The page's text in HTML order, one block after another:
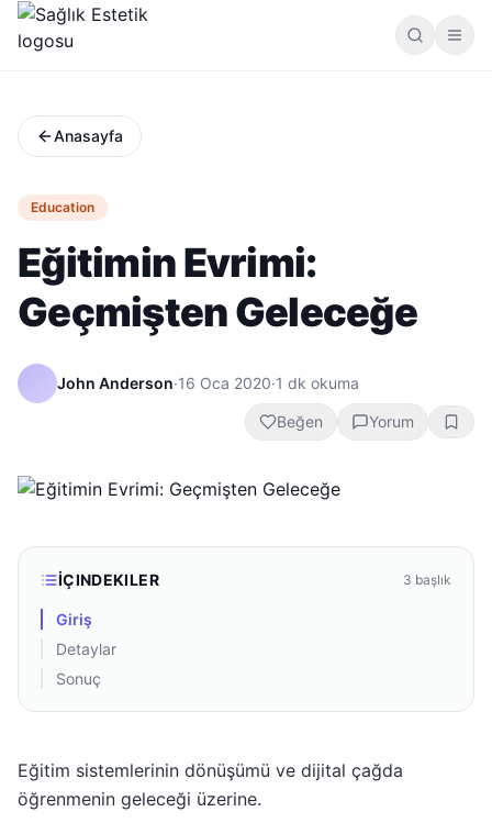
Anasayfa
Education
Eğitimin Evrimi:
Geçmişten Geleceğe
John Anderson·16 Oca 2020·1 dk okuma
Beğen Yorum
İÇINDEKILER 3 başlık
Giriş
Detaylar
Sonuç
Eğitim sistemlerinin dönüşümü ve dijital çağda
öğrenmenin geleceği üzerine.